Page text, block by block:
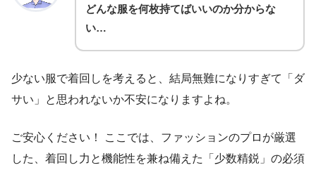
どんな服を何枚持てばいいのか分からな
い…
少ない服で着回しを考えると、結局無難になりすぎて「ダ
サい」と思われないか不安になりますよね。
ご安心ください！ ここでは、ファッションのプロが厳選
した、着回し力と機能性を兼ね備えた「少数精鋭」の必須